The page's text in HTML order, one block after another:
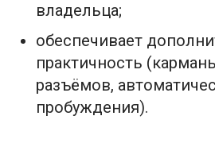
владельца;
обеспечивает
практичность
разъёмов,
пробуждения).